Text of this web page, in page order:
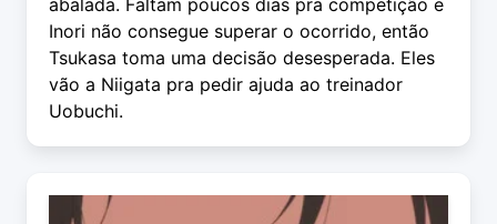
abalada. Faltam poucos dias pra competição e
Inori não consegue superar o ocorrido, então
Tsukasa toma uma decisão desesperada. Eles
vão a Niigata pra pedir ajuda ao treinador
Uobuchi.